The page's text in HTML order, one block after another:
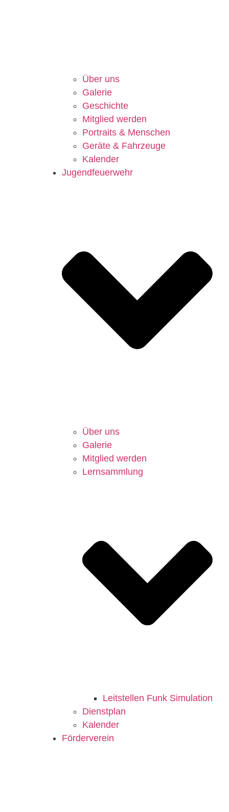
Über uns
Galerie
Geschichte
Mitglied werden
Portraits & Menschen
Geräte & Fahrzeuge
Kalender
Jugendfeuerwehr
Über uns
Galerie
Mitglied werden
Lernsammlung
Leitstellen Funk Simulation
Dienstplan
Kalender
Förderverein